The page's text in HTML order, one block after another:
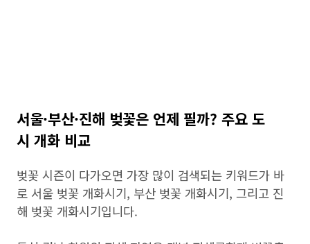
서울·부산·진해 벚꽃은 언제 필까? 주요 도
시 개화 비교
벚꽃 시즌이 다가오면 가장 많이 검색되는 키워드가 바
로 서울 벚꽃 개화시기, 부산 벚꽃 개화시기, 그리고 진
해 벚꽃 개화시기입니다.